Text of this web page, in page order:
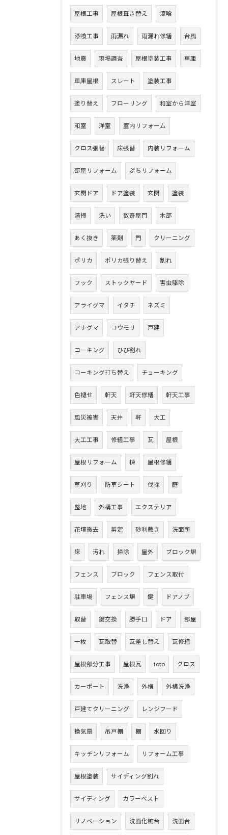
屋根工事 屋根葺き替え 漆喰
漆喰工事 雨漏れ 雨漏れ修繕 台風
地震 現場調査 屋根塗装工事 車庫
車庫屋根 スレート 塗装工事
塗り替え フローリング 和室から洋室
和室 洋室 室内リフォーム
クロス張替 床張替 内装リフォーム
部屋リフォーム ぷちリフォーム
玄関ドア ドア塗装 玄関 塗装
清掃 洗い 数奇屋門 木部
あく抜き 薬剤 門 クリーニング
ポリカ ポリカ張り替え 割れ
フック ストックヤード 害虫駆除
アライグマ イタチ ネズミ
アナグマ コウモリ 戸建
コーキング ひび割れ
コーキング打ち替え チョーキング
色褪せ 軒天 軒天修繕 軒天工事
風災被害 天井 軒 大工
大工工事 修繕工事 瓦 屋根
屋根リフォーム 棟 屋根修繕
草刈り 防草シート 伐採 庭
整地 外構工事 エクステリア
花壇撤去 剪定 砂利敷き 洗面所
床 汚れ 掃除 屋外 ブロック塀
フェンス ブロック フェンス取付
駐車場 フェンス塀 鍵 ドアノブ
取替 鍵交換 勝手口 ドア 部屋
一枚 瓦取替 瓦差し替え 瓦修繕
屋根部分工事 屋根瓦 toto クロス
カーポート 洗浄 外構 外構洗浄
戸建てクリーニング レンジフード
換気扇 吊戸棚 棚 水回り
キッチンリフォーム リフォーム工事
屋根塗装 サイディング割れ
サイディング カラーベスト
リノベーション 洗面化粧台 洗面台